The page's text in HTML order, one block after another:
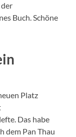
Buch. Schöne
Platz
Das habe
dem Pan Thau